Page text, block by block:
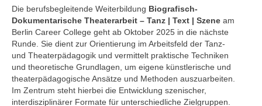
Die berufsbegleitende Weiterbildung Biografisch-
Dokumentarische Theaterarbeit – Tanz | Text | Szene am
Berlin Career College geht ab Oktober 2025 in die nächste
Runde. Sie dient zur Orientierung im Arbeitsfeld der Tanz-
und Theaterpädagogik und vermittelt praktische Techniken
und theoretische Grundlagen, um eigene künstlerische und
theaterpädagogische Ansätze und Methoden auszuarbeiten.
Im Zentrum steht hierbei die Entwicklung szenischer,
interdisziplinärer Formate für unterschiedliche Zielgruppen.